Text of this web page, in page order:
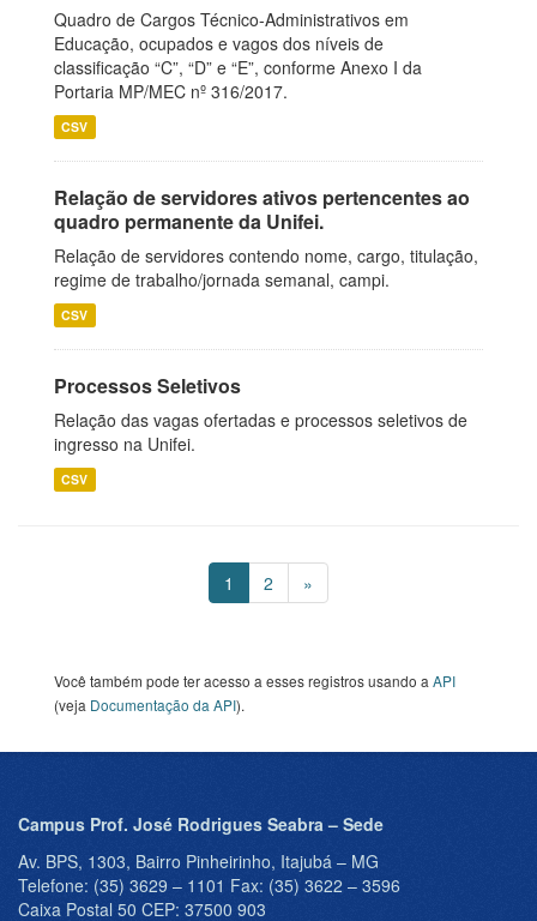
Quadro de Cargos Técnico-Administrativos em
Educação, ocupados e vagos dos níveis de
classificação “C”, “D” e “E”, conforme Anexo I da
Portaria MP/MEC nº 316/2017.
CSV
Relação de servidores ativos pertencentes ao
quadro permanente da Unifei.
Relação de servidores contendo nome, cargo, titulação,
regime de trabalho/jornada semanal, campi.
CSV
Processos Seletivos
Relação das vagas ofertadas e processos seletivos de
ingresso na Unifei.
CSV
1 2 »
Você também pode ter acesso a esses registros usando a API
(veja Documentação da API).
Campus Prof. José Rodrigues Seabra – Sede
Av. BPS, 1303, Bairro Pinheirinho, Itajubá – MG
Telefone: (35) 3629 – 1101 Fax: (35) 3622 – 3596
Caixa Postal 50 CEP: 37500 903